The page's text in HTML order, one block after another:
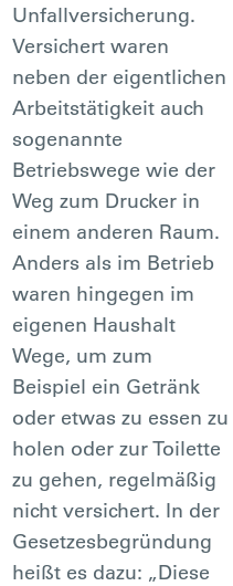
Unfallversicherung.
Versichert waren
neben der eigentlichen
Arbeitstätigkeit auch
sogenannte
Betriebswege wie der
Weg zum Drucker in
einem anderen Raum.
Anders als im Betrieb
waren hingegen im
eigenen Haushalt
Wege, um zum
Beispiel ein Getränk
oder etwas zu essen zu
holen oder zur Toilette
zu gehen, regelmäßig
nicht versichert. In der
Gesetzesbegründung
heißt es dazu: „Diese